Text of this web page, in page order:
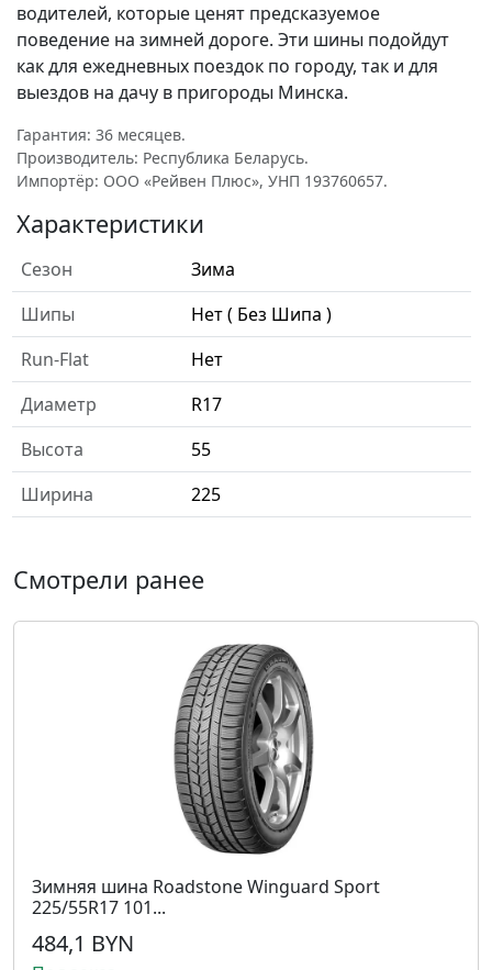
водителей, которые ценят предсказуемое
поведение на зимней дороге. Эти шины подойдут
как для ежедневных поездок по городу, так и для
выездов на дачу в пригороды Минска.
Гарантия: 36 месяцев.
Производитель: Республика Беларусь.
Импортёр: ООО «Рейвен Плюс», УНП 193760657.
Характеристики
Сезон
Зима
Шипы
Нет ( Без Шипа )
Run-Flat
Нет
Диаметр
R17
Высота
55
Ширина
225
Смотрели ранее
Зимняя шина Roadstone Winguard Sport
225/55R17 101...
484,1 BYN